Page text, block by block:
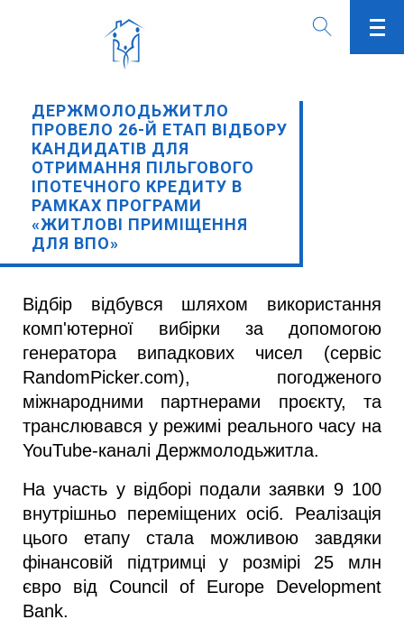
ДЕРЖМОЛОДЬЖИТЛО
ПРОВЕЛО 26-Й ЕТАП ВІДБОРУ
КАНДИДАТІВ ДЛЯ
ОТРИМАННЯ ПІЛЬГОВОГО
ІПОТЕЧНОГО КРЕДИТУ В
РАМКАХ ПРОГРАМИ
«ЖИТЛОВІ ПРИМІЩЕННЯ
ДЛЯ ВПО»
Відбір відбувся шляхом використання
комп'ютерної вибірки за допомогою
генератора випадкових чисел (сервіс
RandomPicker.com), погодженого
міжнародними партнерами проєкту, та
транслювався у режимі реального часу на
YouTube-каналі Держмолодьжитла.
На участь у відборі подали заявки 9 100
внутрішньо переміщених осіб. Реалізація
цього етапу стала можливою завдяки
фінансовій підтримці у розмірі 25 млн
євро від Council of Europe Development
Bank.